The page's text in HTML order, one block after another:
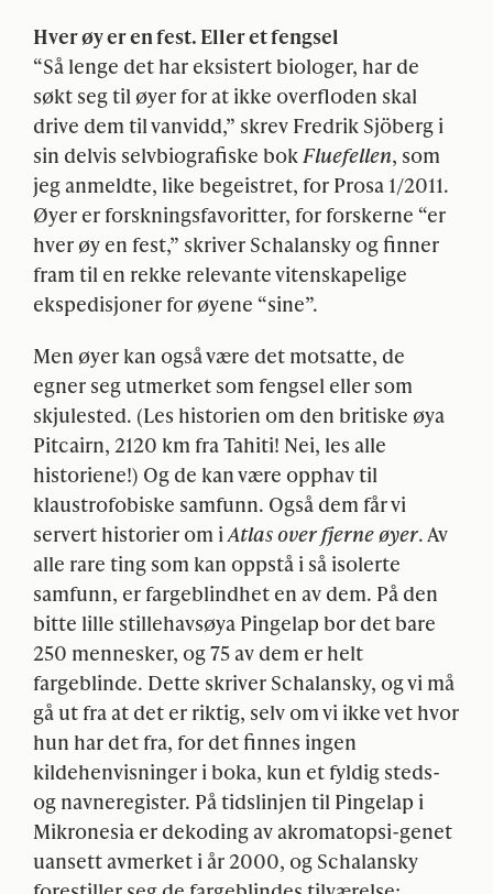
Hver øy er en fest. Eller et fengsel
“Så lenge det har eksistert biologer, har de
søkt seg til øyer for at ikke overfloden skal
drive dem til vanvidd,” skrev Fredrik Sjöberg i
sin delvis selvbiografiske bokFluefellen, som
jeg anmeldte, like begeistret, for Prosa 1/2011.
Øyer er forskningsfavoritter, for forskerne “er
hver øy en fest,” skriver Schalansky og finner
fram til en rekke relevante vitenskapelige
ekspedisjoner for øyene “sine”.
Men øyer kan også være det motsatte, de
egner seg utmerket som fengsel eller som
skjulested. (Les historien om den britiske øya
Pitcairn, 2120 km fra Tahiti! Nei, les alle
historiene!) Og de kan være opphav til
klaustrofobiske samfunn. Også dem får vi
servert historier om iAtlas over fjerne øyer. Av
alle rare ting som kan oppstå i så isolerte
samfunn, er fargeblindhet en av dem. På den
bitte lille stillehavsøya Pingelap bor det bare
250 mennesker, og 75 av dem er helt
fargeblinde. Dette skriver Schalansky, og vi må
gå ut fra at det er riktig, selv om vi ikke vet hvor
hun har det fra, for det finnes ingen
kildehenvisninger i boka, kun et fyldig steds-
og navneregister. På tidslinjen til Pingelap i
Mikronesia er dekoding av akromatopsi-genet
uansett avmerket i år 2000, og Schalansky